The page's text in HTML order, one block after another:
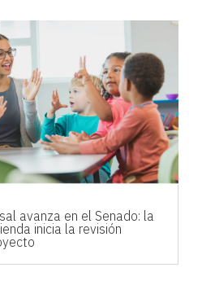
avanza en el Senado: la
inicia la revisión